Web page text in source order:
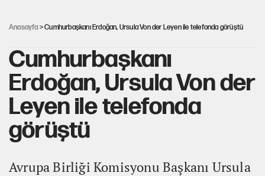
Anasayfa > Cumhurbaşkanı Erdoğan, Ursula Von der Leyen ile telefonda görüştü
Cumhurbaşkanı
Erdoğan, Ursula Von der
Leyen ile telefonda
görüştü
Avrupa Birliği Komisyonu Başkanı Ursula